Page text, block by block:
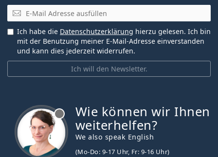
E-Mail
Ich will den Newsletter.
Ich habe die Datenschutzerklärung hierzu gelesen. Ich bin
mit der Benutzung meiner E-Mail-Adresse einverstanden
und kann dies jederzeit widerrufen.
Wie können wir Ihnen
weiterhelfen?
We also speak English
(Mo-Do: 9-17 Uhr, Fr: 9-16 Uhr)